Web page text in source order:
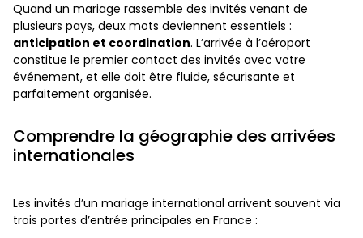
Quand un mariage rassemble des invités venant de
plusieurs pays, deux mots deviennent essentiels :
anticipation et coordination. L’arrivée à l’aéroport
constitue le premier contact des invités avec votre
événement, et elle doit être fluide, sécurisante et
parfaitement organisée.
Comprendre la géographie des arrivées
internationales
Les invités d’un mariage international arrivent souvent via
trois portes d’entrée principales en France :